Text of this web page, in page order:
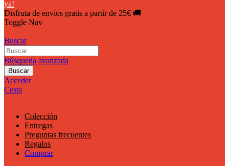
ya!
Disfruta de envíos gratis a partir de 25€ 🚚
Toggle Nav
Buscar
Búsqueda avanzada
Buscar
Acceder
Cesta
Colección
Entregas
Preguntas frecuentes
Regalos
Comprar